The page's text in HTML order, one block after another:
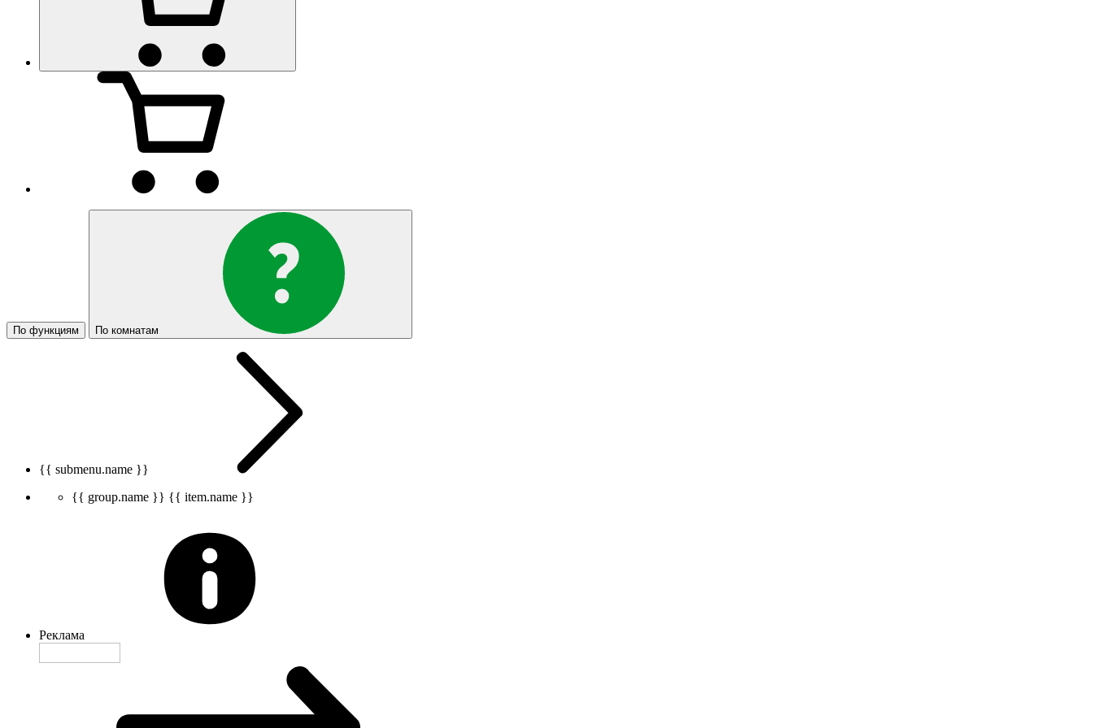
По функциям По комнатам
{{ submenu.name }}
{{ group.name }} {{ item.name }}
Реклама